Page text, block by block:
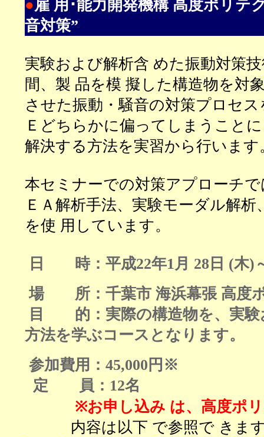
●雇 用･能力開発機構 高度ポリテ
音対策”
実験および解析含 めた振動対策
間、 製 品を模 擬した構造物を対
させた振動・騒音の対策プロセ
Ｅどちらかに偏ってしまうこと
解決する方法を実習から行います
本セミナーでの対策アプローチ
ＥＡ解析手法、実験モーダル解
を使 用しています。
日 時： 平成22年1月 28日 (木)
場 所：千葉市 海浜幕張 高度
目 的：実際の構造物を、実験
方法を学ぶコースとなります。
参加費用：45,000円※
定 員：12名
※お申し込み は、高度ポ
内容は以下 で参照で きま